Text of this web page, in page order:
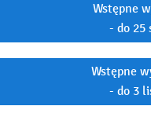
Wstępne
- do 25
Wstępne
- do 3